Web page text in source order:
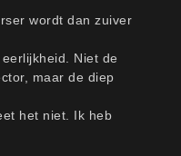
wordt dan zuiver
Niet de
maar de diep
het niet. Ik heb